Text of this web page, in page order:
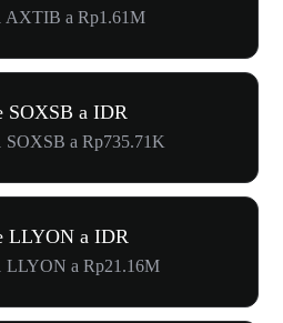
AXTIB a Rp1.61M
SOXSB a IDR
SOXSB a Rp735.71K
LLYON a IDR
LLYON a Rp21.16M